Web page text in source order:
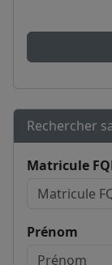
Rechercher
Matricule
Prénom